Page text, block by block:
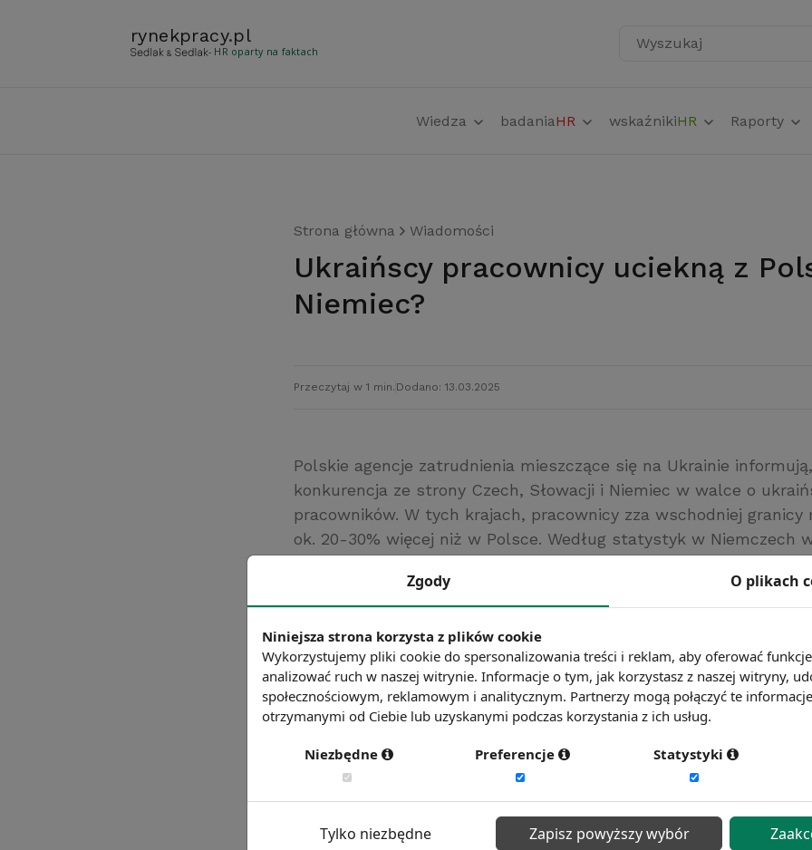
rynekpracy.pl
- HR oparty na faktach Wyszukaj
Wiedza badaniaHR wskaźnikiHR Raporty
Strona główna Wiadomości
Ukraińscy pracownicy uciekną z Polski do
Niemiec?
Przeczytaj w 1 min. Dodano: 13.03.2025
Polskie agencje zatrudnienia mieszczące się na Ukrainie
konkurencja ze strony Czech, Słowacji i Niemiec w walce o
pracowników. W tych krajach, pracownicy zza wschodniej granicy
ok. 20-30% więcej niż w Polsce. Według statystyk w Niemczech
tego, że głównym atutem naszego kraju dla pracowników z
bliskość geograficzna i kulturowa to konkurencja ze strony
zarobki są większe jest dużym zagrożeniem.
Źródło: https://www.tvp.info
Chcesz wiedzieć więcej? Zobacz więcej wiadomości
Zgody O plikach
Niniejsza strona korzysta z plików cookie
Wykorzystujemy pliki cookie do spersonalizowania treści i reklam, aby oferować funkcje
analizować ruch w naszej witrynie. Informacje o tym, jak korzystasz z naszej witryny,
społecznościowym, reklamowym i analitycznym. Partnerzy mogą połączyć te
otrzymanymi od Ciebie lub uzyskanymi podczas korzystania z ich usług.
Niezbędne Preferencje Statystyki
Tylko niezbędne Zapisz powyższy wybór